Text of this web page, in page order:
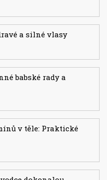
a silné vlasy
babské rady a
v těle: Praktické